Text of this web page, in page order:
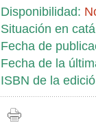
Disponibilidad:
Situación en
Fecha de
Fecha de la
ISBN de la